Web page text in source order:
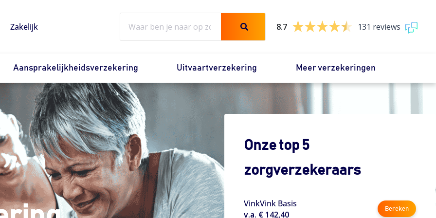
Zakelijk
8.7
131 reviews
Aansprakelijkheidsverzekering Uitvaartverzekering Meer verzekeringen
Onze top 5
zorgverzekeraars
VinkVink Basis
v.a. € 142,40
Bereken